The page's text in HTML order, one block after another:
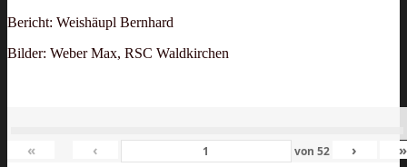
Bericht: Weishäupl Bernhard
Bilder: Weber Max, RSC Waldkirchen
« ‹ von 52 › »